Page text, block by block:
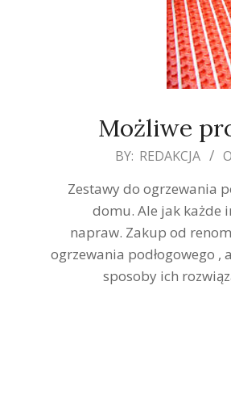
Możliwe
BY: REDAKCJA
Zestawy do ogrzewania
domu. Ale jak każde
napraw. Zakup od
ogrzewania podłogowego
sposoby ich